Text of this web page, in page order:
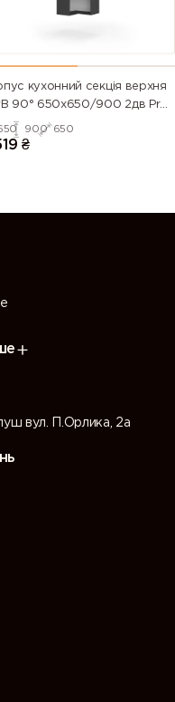
кухонний секцiя верхня
90° 650х650/900 2дв Pro
900 650
₴
вул. П.Орлика, 2а